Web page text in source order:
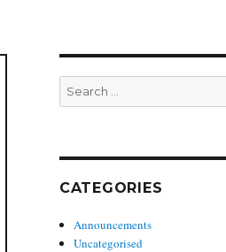
Search
for:
CATEGORIES
Announcements
Uncategorised